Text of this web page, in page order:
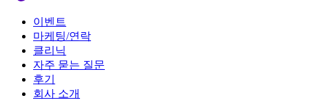
이벤트
마케팅/연락
클리닉
자주 묻는 질문
후기
회사 소개